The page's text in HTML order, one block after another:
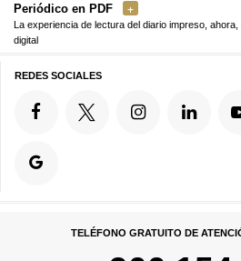
Periódico en PDF
La experiencia de lectura del diario impreso, ahora,
digital
REDES SOCIALES
TELÉFONO GRATUITO DE